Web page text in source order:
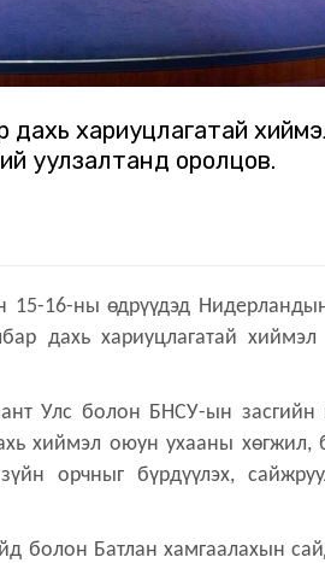
хариуцлагатай
уулзалтанд оролцов.
16-ны өдрүүдэд
дахь хариуцлагатай
Улс болон БНСУ-ын засгийн
хиймэл оюун ухааны
орчныг бүрдүүлэх,
болон Батлан хамгаалахын